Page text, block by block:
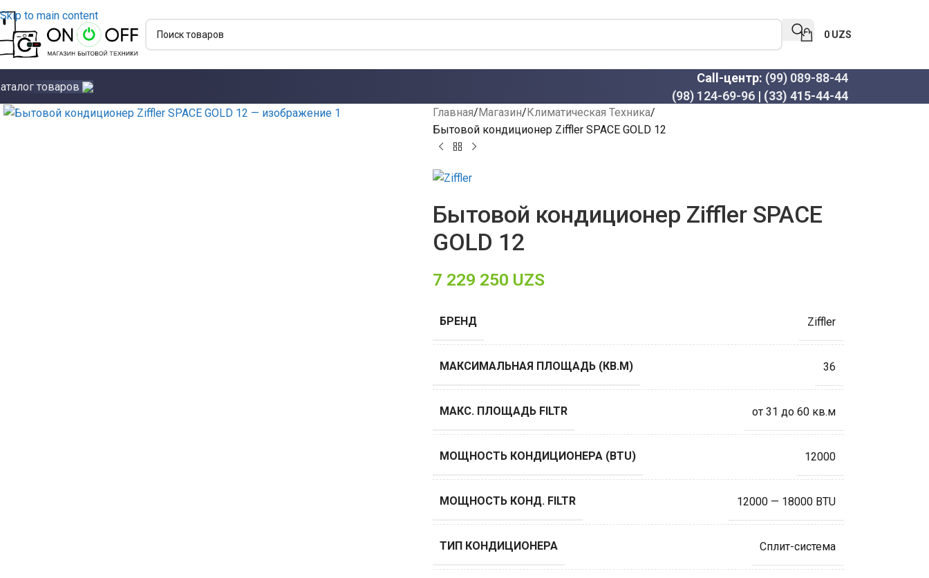
Skip to main content
0 UZS
товаров
Call-центр: (99) 089-88-44
(98) 124-69-96 | (33) 415-44-44
Click to enlarge
Главная Магазин Климатическая Техника
Бытовой кондиционер Ziffler SPACE GOLD 12
Бытовой кондиционер Ziffler SPACE
GOLD 12
7 229 250 UZS
БРЕНД Ziffler
МАКСИМАЛЬНАЯ ПЛОЩАДЬ (КВ.М) 36
МАКС. ПЛОЩАДЬ FILTR от 31 до 60 кв.м
МОЩНОСТЬ КОНДИЦИОНЕРА (BTU) 12000
МОЩНОСТЬ КОНД. FILTR 12000 — 18000 BTU
ТИП КОНДИЦИОНЕРА Сплит-система